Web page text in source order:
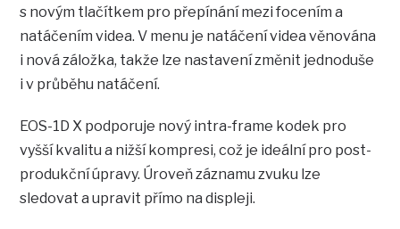
s novým tlačítkem pro přepínání mezi focením a
natáčením videa. V menu je natáčení videa věnována
i nová záložka, takže lze nastavení změnit jednoduše
i v průběhu natáčení.
EOS-1D X podporuje nový intra-frame kodek pro
vyšší kvalitu a nižší kompresi, což je ideální pro post-
produkční úpravy. Úroveň záznamu zvuku lze
sledovat a upravit přímo na displeji.